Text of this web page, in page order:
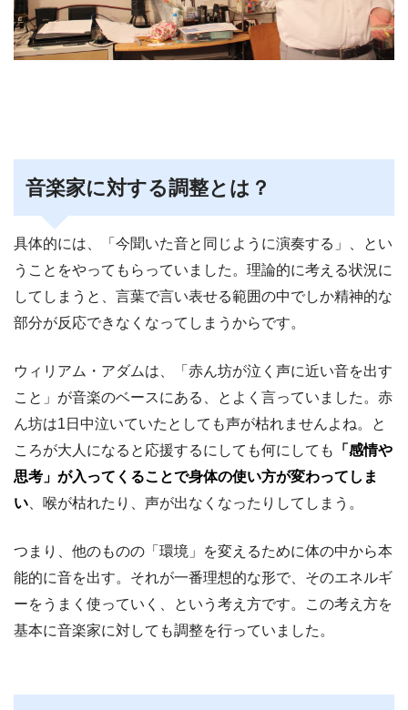
音楽家に対する調整とは？
具体的には、「今聞いた音と同じように演奏する」、とい
うことをやってもらっていました。理論的に考える状況に
してしまうと、言葉で言い表せる範囲の中でしか精神的な
部分が反応できなくなってしまうからです。
ウィリアム・アダムは、「赤ん坊が泣く声に近い音を出す
こと」が音楽のベースにある、とよく言っていました。赤
ん坊は1日中泣いていたとしても声が枯れませんよね。と
ころが大人になると応援するにしても何にしても
「感情や
思考」が入ってくることで身体の使い方が変わってしま
い 、喉が枯れたり、声が出なくなったりしてしまう。
つまり、他のものの「環境」を変えるために体の中から本
能的に音を出す。それが一番理想的な形で、そのエネルギ
ーをうまく使っていく、という考え方です。この考え方を
基本に音楽家に対しても調整を行っていました。